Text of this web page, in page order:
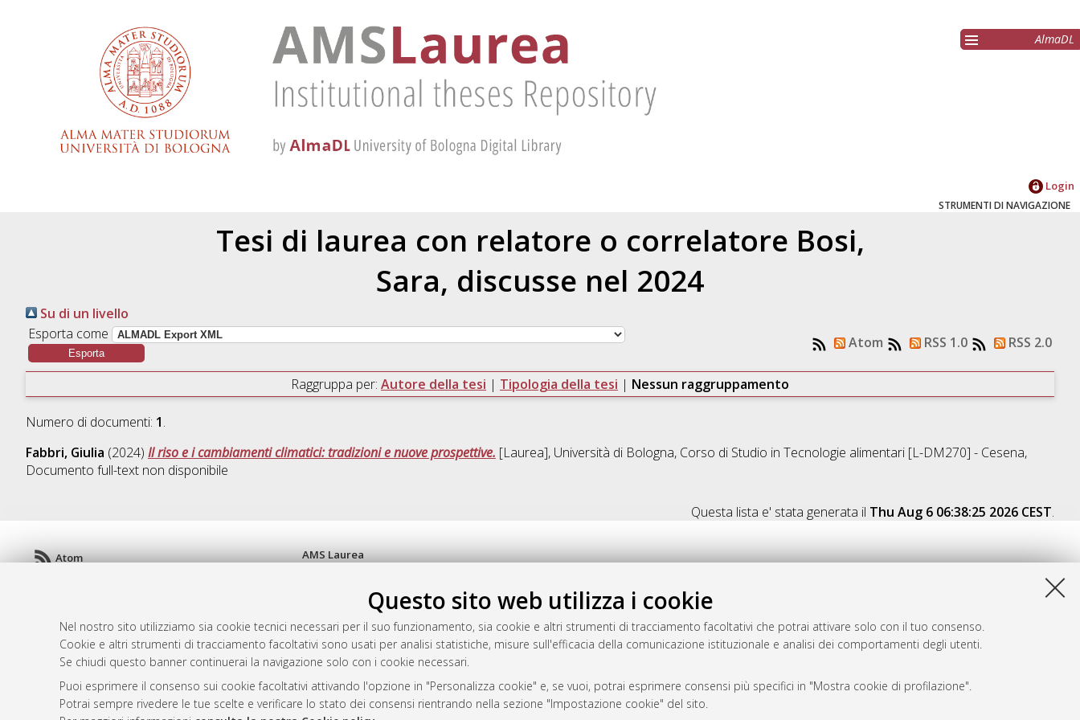
Questo sito web utilizza i cookie
Nel nostro sito utilizziamo sia cookie tecnici necessari per il suo funzionamento, sia cookie e altri strumenti di tracciamento facoltativi che potrai attivare solo con il tuo consenso.
Cookie e altri strumenti di tracciamento facoltativi sono usati per analisi statistiche, misure sull'efficacia della comunicazione istituzionale e analisi dei comportamenti degli utenti.
Se chiudi questo banner continuerai la navigazione solo con i cookie necessari.
Puoi esprimere il consenso sui cookie facoltativi attivando l'opzione in "Personalizza cookie" e, se vuoi, potrai esprimere consensi più specifici in "Mostra cookie di profilazione".
Potrai sempre rivedere le tue scelte e verificare lo stato dei consensi rientrando nella sezione "Impostazione cookie" del sito.
AlmaDL
Login
STRUMENTI DI NAVIGAZIONE
Tesi di laurea con relatore o correlatore Bosi,
Sara, discusse nel 2024
Su di un livello
Esporta come
Atom RSS 1.0 RSS 2.0
Raggruppa per: Autore della tesi | Tipologia della tesi | Nessun raggruppamento
Numero di documenti: 1.
Fabbri, Giulia (2024) Il riso e i cambiamenti climatici: tradizioni e nuove prospettive. [Laurea], Università di Bologna, Corso di Studio in Tecnologie alimentari [L-DM270] - Cesena,
Documento full-text non disponibile
Questa lista e' stata generata il Thu Aug 6 06:38:25 2026 CEST.
Atom
AMS Laurea
Impostazioni Cookie
Informativa sulla privacy
Condizioni d’uso del sito
© ALMA MATER STUDIORUM - Università di Bologna, 2007-2026.